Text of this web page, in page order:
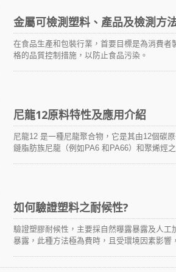
金屬可檢測塑料、產品及檢測方
在食品生產和包裝行業，首要目標是為消費
格的品質控制措施，以防止食品污染。
尼龍12原料特性及應用介紹
尼龍12 是一種尼龍聚合物，它是其由12個碳
鏈脂肪族尼龍（例如PA6 和PA66）和聚烯烴
如何驗證塑料之耐候性?
驗證塑膠耐候性，主要採自然曝露暴露及人
暴露，此種方法極為費時，且受環境因素影